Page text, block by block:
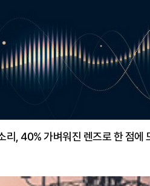
리, 40% 가벼워진 렌즈로 한 점에